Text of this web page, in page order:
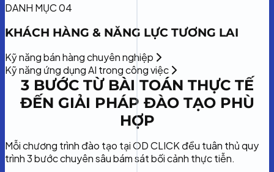
DANH MỤC 04
KHÁCH HÀNG & NĂNG LỰC TƯƠNG LAI
Kỹ năng bán hàng chuyên nghiệp
Kỹ năng ứng dụng AI trong công việc
3 BƯỚC TỪ BÀI TOÁN THỰC TẾ
ĐẾN GIẢI PHÁP ĐÀO TẠO PHÙ
HỢP
Mỗi chương trình đào tạo tại OD CLICK đều tuân thủ quy
trình 3 bước chuyên sâu bám sát bối cảnh thực tiễn.